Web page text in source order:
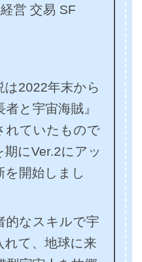
営 交易 SF
は2022年末から
者と宇宙海賊』
れていたもので
にVer.2にアッ
を開始しまし
的なスキルで宇
れて、地球に来